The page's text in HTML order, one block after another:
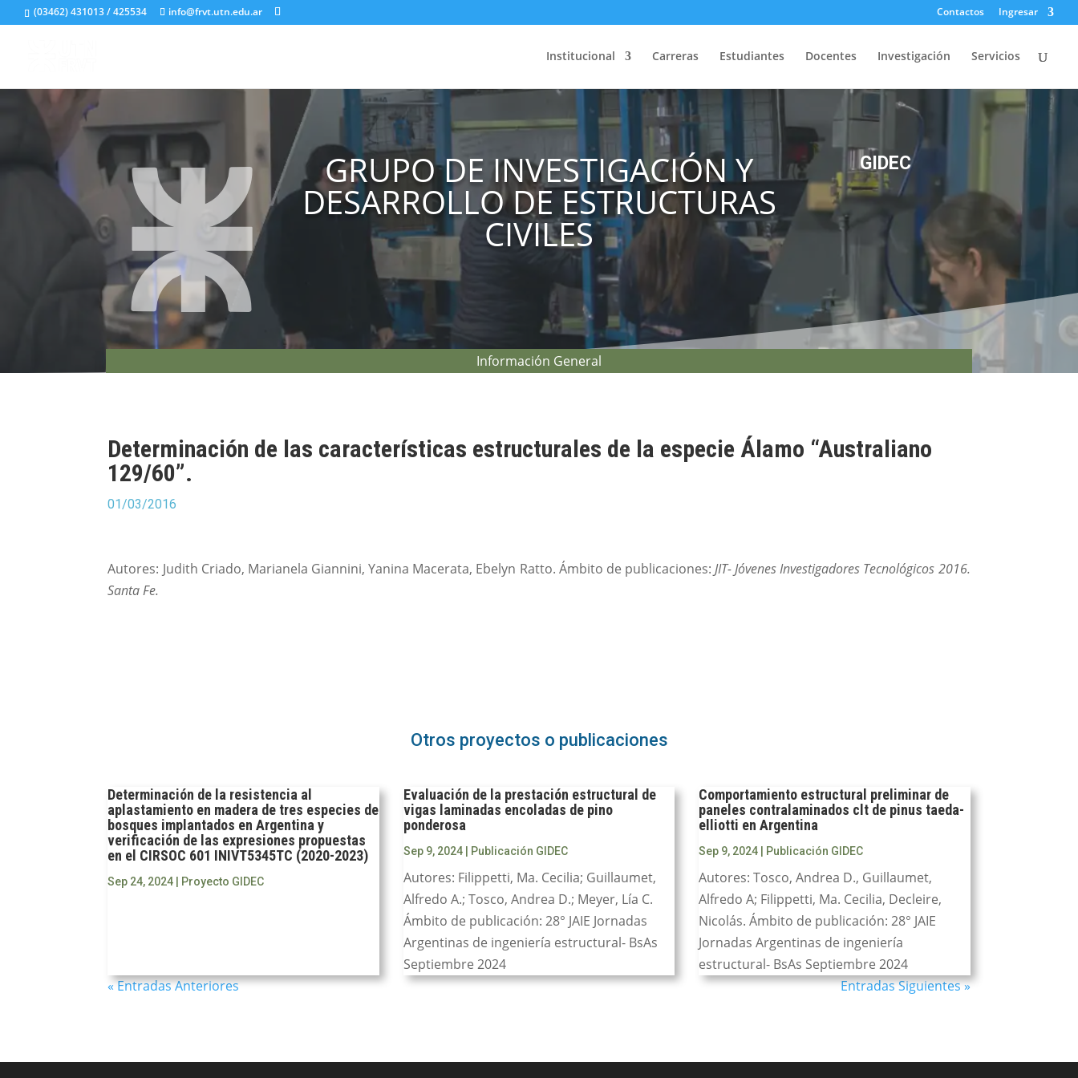
(03462) 431013 / 425534 info@frvt.utn.edu.ar Contactos Ingresar
Institucional Carreras Estudiantes Docentes Investigación Servicios
GRUPO DE INVESTIGACIÓN Y
DESARROLLO DE ESTRUCTURAS
CIVILES
GIDEC
Información General
Determinación de las características estructurales de la especie Álamo “Australiano
129/60”.
01/03/2016
Autores: Judith Criado, Marianela Giannini, Yanina Macerata, Ebelyn Ratto. Ámbito de publicaciones:JIT- Jóvenes Investigadores Tecnológicos 2016.
Santa Fe.
Otros proyectos o publicaciones
Determinación de la resistencia al
aplastamiento en madera de tres especies de
bosques implantados en Argentina y
verificación de las expresiones propuestas
en el CIRSOC 601 INIVT5345TC (2020-2023)
Sep 24, 2024 Proyecto GIDEC
Evaluación de la prestación estructural de
vigas laminadas encoladas de pino
ponderosa
Sep 9, 2024| Publicación GIDEC
Autores: Filippetti, Ma. Cecilia; Guillaumet,
Alfredo A.; Tosco, Andrea D.; Meyer, Lía C.
Ámbito de publicación: 28° JAIE Jornadas
Argentinas de ingeniería estructural- BsAs
Septiembre 2024
Comportamiento estructural preliminar de
paneles contralaminados clt de pinus taeda-
elliotti en Argentina
Sep 9, 2024 Publicación GIDEC
Autores: Tosco, Andrea D., Guillaumet,
Alfredo A; Filippetti, Ma. Cecilia, Decleire,
Nicolás. Ámbito de publicación: 28° JAIE
Jornadas Argentinas de ingeniería
estructural- BsAs Septiembre 2024
« Entradas Anteriores
Entradas Siguientes »